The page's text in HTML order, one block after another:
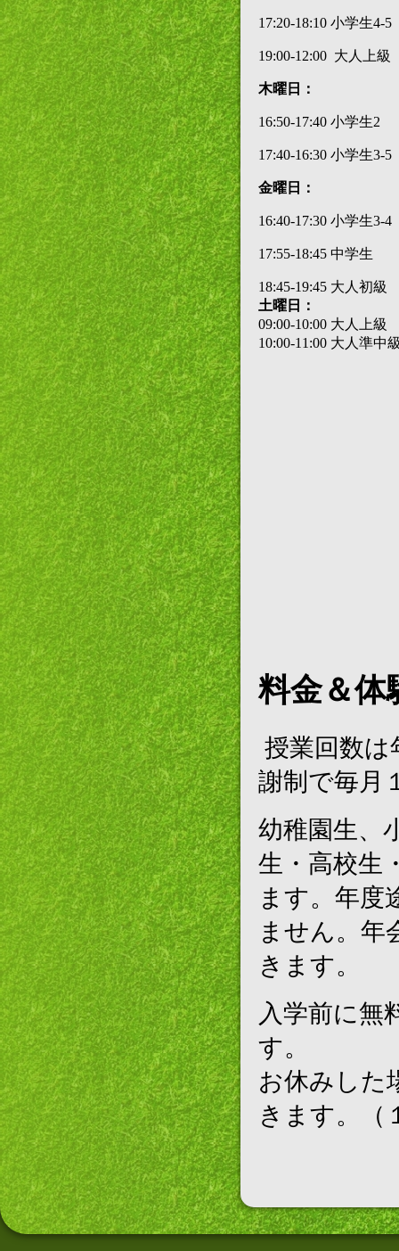
17:20-18:10 小学生4-5
19:00-12:00 大人上級
木曜日：
16:50-17:40 小学生2
17:40-16:30 小学生3-5
金曜日：
16:40-17:30 小学生3-4
17:55-18:45 中学生
18:45-19:45 大人初級
土曜日：
09:00-10:00 大人上級
10:00-11:00 大人準中
料金＆体
授業回数は
謝制で毎月
幼稚園生、
生・高校生
ます。年度
ません。年
きます。
入学前に無
す。
お休みした
きます。（